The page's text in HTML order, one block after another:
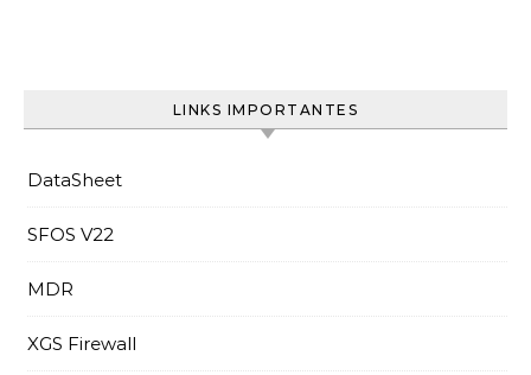
LINKS IMPORTANTES
DataSheet
SFOS V22
MDR
XGS Firewall